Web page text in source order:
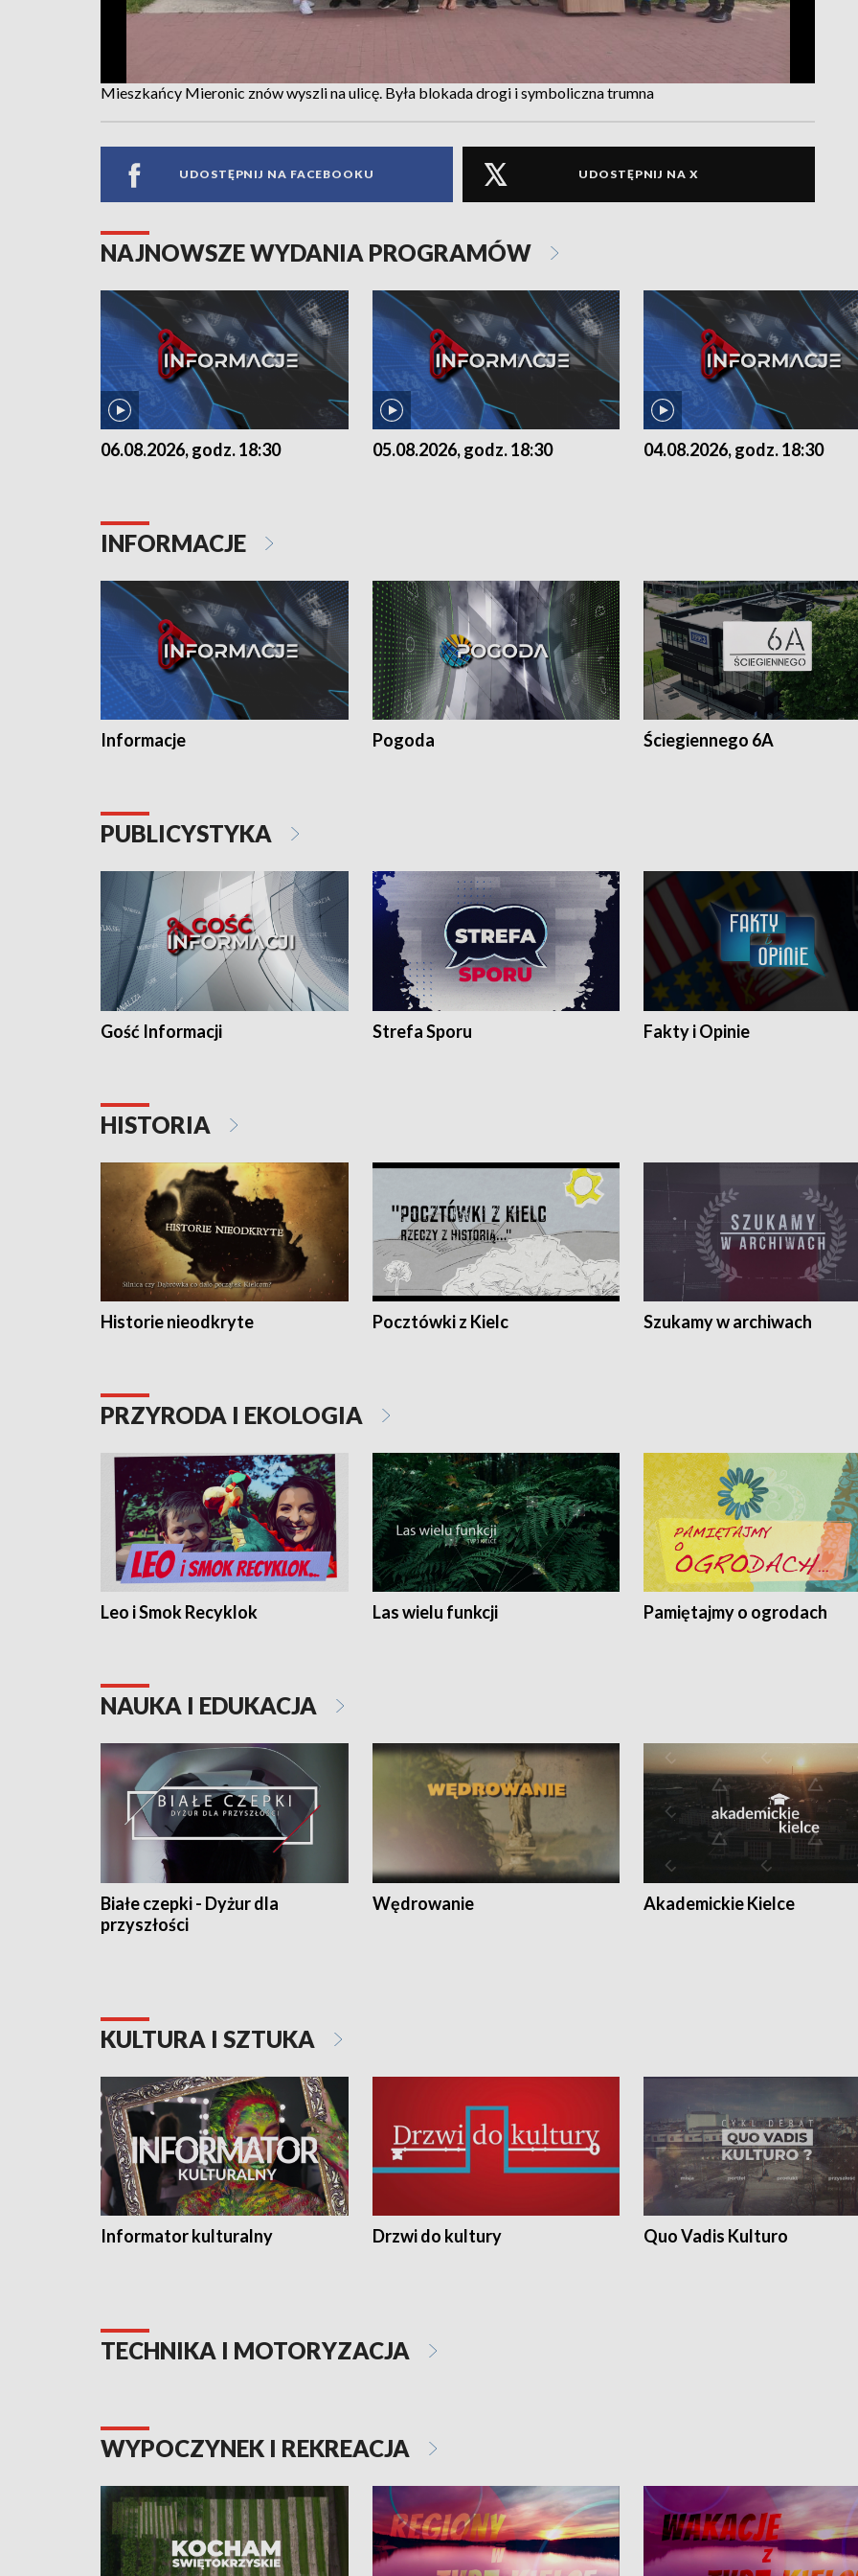
Mieszkańcy Mieronic znów wyszli na ulicę. Była blokada drogi i symboliczna trumna
UDOSTĘPNIJ NA FACEBOOKU UDOSTĘPNIJ NA X
NAJNOWSZE WYDANIA PROGRAMÓW
06.08.2026, godz. 18:30 05.08.2026, godz. 18:30 04.08.2026, godz. 18:30
INFORMACJE
Informacje Pogoda Ściegiennego 6A
PUBLICYSTYKA
Gość Informacji Strefa Sporu Fakty i Opinie
HISTORIA
Historie nieodkryte Pocztówki z Kielc Szukamy w archiwach
PRZYRODA I EKOLOGIA
Leo i Smok Recyklok Las wielu funkcji Pamiętajmy o ogrodach
NAUKA I EDUKACJA
Białe czepki - Dyżur dla
przyszłości
Wędrowanie Akademickie Kielce
KULTURA I SZTUKA
Informator kulturalny Drzwi do kultury Quo Vadis Kulturo
TECHNIKA I MOTORYZACJA
WYPOCZYNEK I REKREACJA